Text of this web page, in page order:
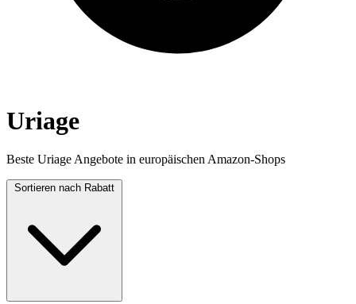
Uriage
Beste Uriage Angebote in europäischen Amazon-Shops
Sortieren nach Rabatt